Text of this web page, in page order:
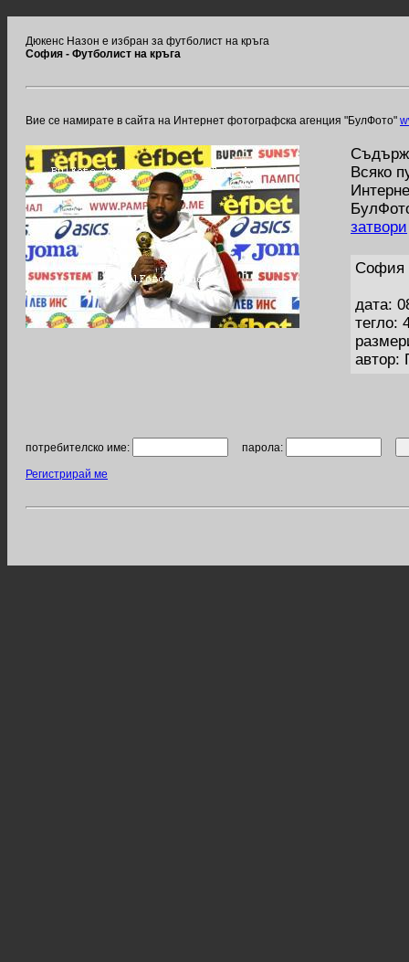
Дюкенс Назон е избран за футболист на кръга
София - Футболист на кръга
Вие се намирате в сайта на Интернет фотографска агенция "БулФото"
Всяко
затвори
София
дата:
тегло:
автор:
потребителско име: парола:
Регистрирай ме